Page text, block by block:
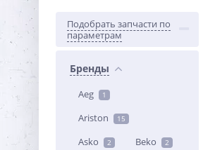
Подобрать запчасти по
параметрам
Бренды
Aeg 1
Ariston 15
Asko 2 Beko 2